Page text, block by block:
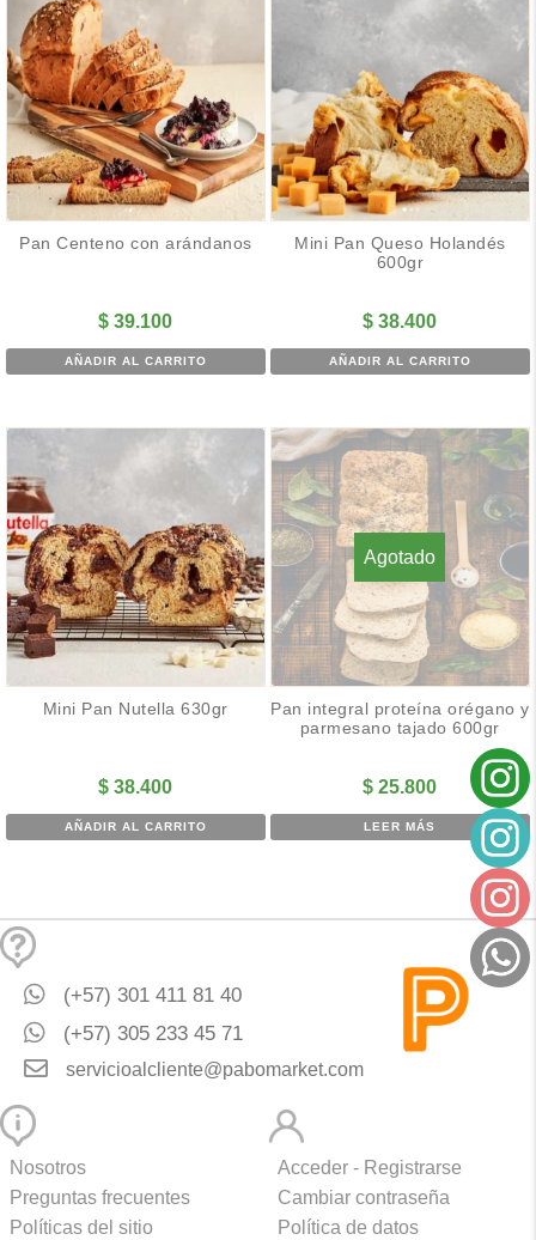
Pan Centeno con arándanos
$ 39.100
AÑADIR AL CARRITO
Mini Pan Queso Holandés
600gr
$ 38.400
AÑADIR AL CARRITO
Mini Pan Nutella 630gr
$ 38.400
AÑADIR AL CARRITO
Agotado
Pan integral proteína orégano y
parmesano tajado 600gr
$ 25.800
LEER MÁS
(+57) 301 411 81 40
(+57) 305 233 45 71
servicioalcliente@pabomarket.com
Nosotros
Preguntas frecuentes
Políticas del sitio
Acceder - Registrarse
Cambiar contraseña
Política de datos